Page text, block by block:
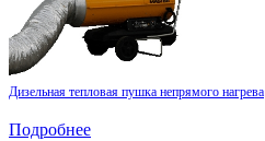
Дизельная тепловая пушка непрямого нагрева
Подробнее